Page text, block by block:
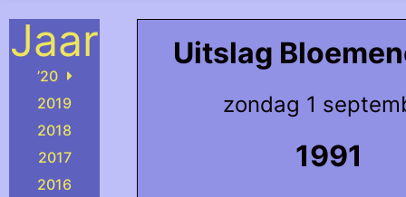
Jaar
’20
2019
2018
2017
2016
Uitslag
zondag 1
1991